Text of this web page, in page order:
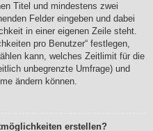
Titel und mindestens zwei
Felder eingeben und dabei
in einer eigenen Zeile steht.
pro Benutzer“ festlegen,
kann, welches Zeitlimit für die
unbegrenzte Umfrage) und
ändern können.
erstellen?